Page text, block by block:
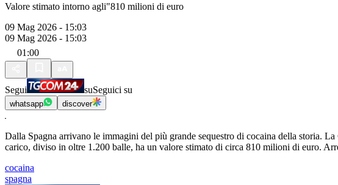
Valore stimato intorno agli"810 milioni di euro
09 Mag 2026 - 15:03
09 Mag 2026 - 15:03
01:00
Segui suSeguici su
whatsapp discover
Dalla Spagna arrivano le immagini del più grande sequestro di cocaina della storia.
carico, diviso in oltre 1.200 balle, ha un valore stimato di circa 810 milioni di euro.
cocaina
spagna